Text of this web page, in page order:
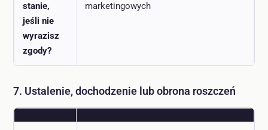
stanie,
jeśli nie
wyrazisz
zgody?
marketingowych
7. Ustalenie, dochodzenie lub obrona roszczeń